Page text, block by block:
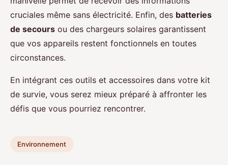
cruciales même sans électricité. Enfin, des batteries
de secours ou des chargeurs solaires garantissent
que vos appareils restent fonctionnels en toutes
circonstances.
En intégrant ces outils et accessoires dans votre kit
de survie, vous serez mieux préparé à affronter les
défis que vous pourriez rencontrer.
Environnement